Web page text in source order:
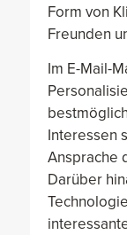
Form von
Freunden
Im E-Mail-
Interessen
Ansprache
Darüber